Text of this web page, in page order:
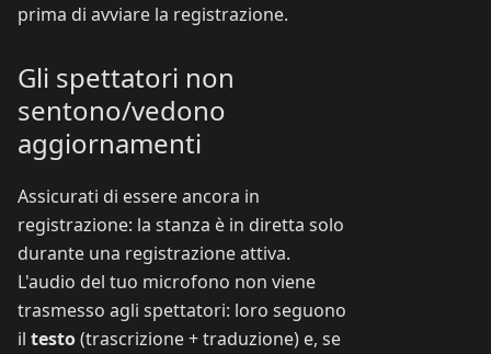
prima di avviare la registrazione.
Gli spettatori non
sentono/vedono
aggiornamenti
Assicurati di essere ancora in
registrazione: la stanza è in diretta solo
durante una registrazione attiva.
L'audio del tuo microfono non viene
trasmesso agli spettatori: loro seguono
il testo(trascrizione + traduzione) e, se